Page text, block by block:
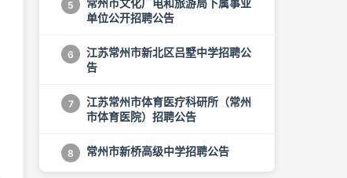
5
常州市文化广电和旅游局下属事业
单位公开招聘公告
6
江苏常州市新北区吕墅中学招聘公
告
7
江苏常州市体育医疗科研所（常州
市体育医院）招聘公告
8 常州市新桥高级中学招聘公告